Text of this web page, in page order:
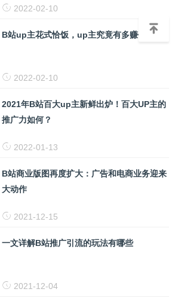
2022-02-10
B站up主花式恰饭，up主究竟有多赚钱？
2022-02-10
2021年B站百大up主新鲜出炉！百大UP主的
推广力如何？
2022-01-13
B站商业版图再度扩大：广告和电商业务迎来
大动作
2021-12-15
一文详解B站推广引流的玩法有哪些
2021-12-04